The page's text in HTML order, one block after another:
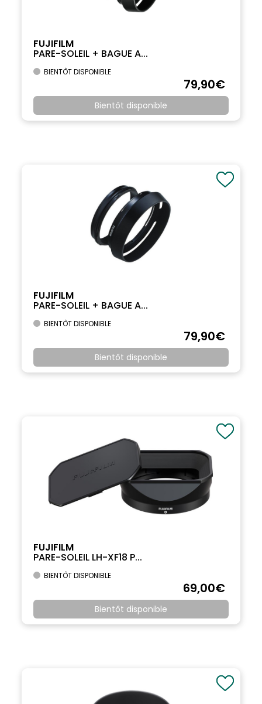
FUJIFILM
PARE-SOLEIL + BAGUE A...
BIENTÔT DISPONIBLE
79,90€
Bientôt disponible
FUJIFILM
PARE-SOLEIL + BAGUE A...
BIENTÔT DISPONIBLE
79,90€
Bientôt disponible
FUJIFILM
PARE-SOLEIL LH-XF18 P...
BIENTÔT DISPONIBLE
69,00€
Bientôt disponible